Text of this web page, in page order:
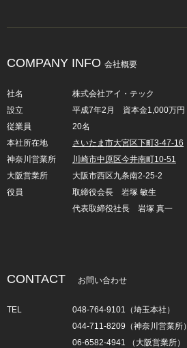
COMPANY INFO 会社概要
社名
株式会社アイ・テック
設立
平成7年2月 資本金1,000万円
従業員
20名
本社所在地
さいたま市大宮区下町3-47-16
神奈川営業所
川崎市中原区今井南町10-51
大阪営業所
大阪市西区九条南2-25-2
役員
取締役会長 岩塚 敏生
代表取締役社長 岩塚 真一
CONTACT お問い合わせ
TEL
048-764-9101（埼玉本社）
044-711-8209（神奈川営業所）
06-6582-4941 （大阪営業所）